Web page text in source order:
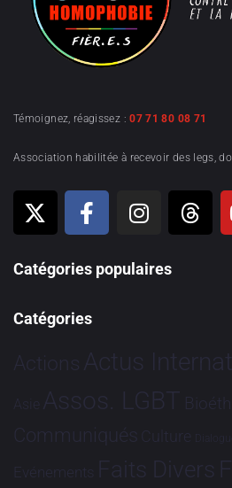
Témoignez, réagissez :07 71 80 08 71
Association habilitée à recevoir des legs,
Catégories populaires
Catégories
Actions Actus
Asie Assos. LGBT
Communiqués Culture
Evénements Faits Divers